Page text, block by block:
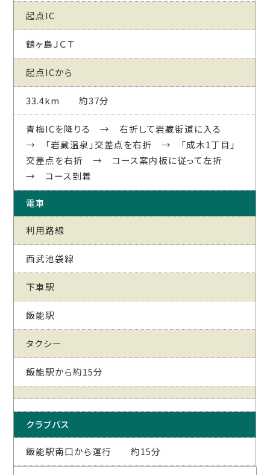
起点IC
鶴ヶ島ＪＣＴ
起点ICから
33.4km 約37分
青梅ICを降りる → 右折して岩藏街道に入る
→ 「岩藏温泉」交差点を右折 → 「成木1丁目」
交差点を右折 → コース案内板に従って左折
→ コース到着
電車
利用路線
西武池袋線
下車駅
飯能駅
タクシー
飯能駅から約15分
クラブバス
飯能駅南口から運行 約15分